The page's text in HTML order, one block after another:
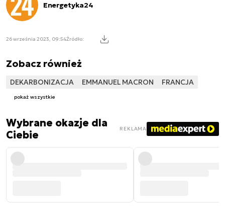
Energetyka24
26 września 2023, 09:54Źródło:
Zobacz również
DEKARBONIZACJA EMMANUEL MACRON FRANCJA
pokaż wszystkie
Wybrane okazje dla
Ciebie
REKLAMA